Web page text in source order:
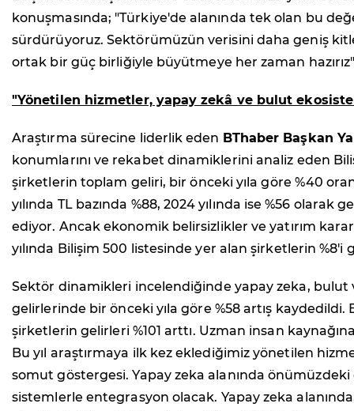
konuşmasında; "Türkiye'de alanında tek olan bu
sürdürüyoruz. Sektörümüzün verisini daha geniş
ortak bir güç birliğiyle büyütmeye her zaman
"Yönetilen hizmetler, yapay zekâ ve bulut
Araştırma sürecine liderlik eden BThaber Başkan
konumlarını ve rekabet dinamiklerini analiz eden
şirketlerin toplam geliri, bir önceki yıla göre %40
yılında TL bazında %88, 2024 yılında ise %56
ediyor. Ancak ekonomik belirsizlikler ve yatırım
yılında Bilişim 500 listesinde yer alan şirketlerin %8'i
Sektör dinamikleri incelendiğinde yapay zeka,
gelirlerinde bir önceki yıla göre %58 artış
şirketlerin gelirleri %101 arttı. Uzman insan
Bu yıl araştırmaya ilk kez eklediğimiz yönetilen
somut göstergesi. Yapay zeka alanında
sistemlerle entegrasyon olacak. Yapay zeka